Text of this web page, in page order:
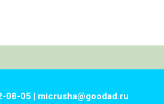
08-05 | micrusha@goodad.ru